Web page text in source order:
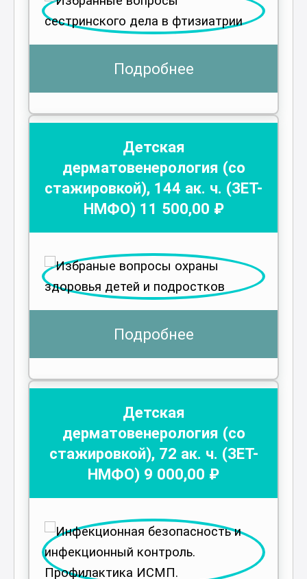
Подробнее
Детская
дерматовенерология (со
стажировкой), 144 ак. ч. (ЗЕТ-
НМФО) 11 500,00 ₽
Подробнее
Детская
дерматовенерология (со
стажировкой), 72 ак. ч. (ЗЕТ-
НМФО) 9 000,00 ₽